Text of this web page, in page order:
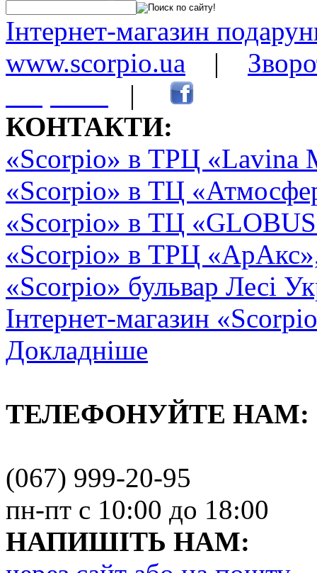
Інтернет-магазин
www.scorpio.ua |
|
КОНТАКТИ:
«Scorpio» в ТРЦ «Lavina
«Scorpio» в ТЦ
«Scorpio» в ТЦ
«Scorpio» в ТРЦ
«Scorpio» бульвар Лесі
Інтернет-магазин
Докладніше
ТЕЛЕФОНУЙТЕ НАМ:
(067) 999-20-95
пн-пт с 10:00 до 18:00
НАПИШІТЬ НАМ: